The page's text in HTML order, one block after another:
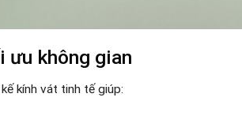
ưu không gian
kính vát tinh tế giúp: